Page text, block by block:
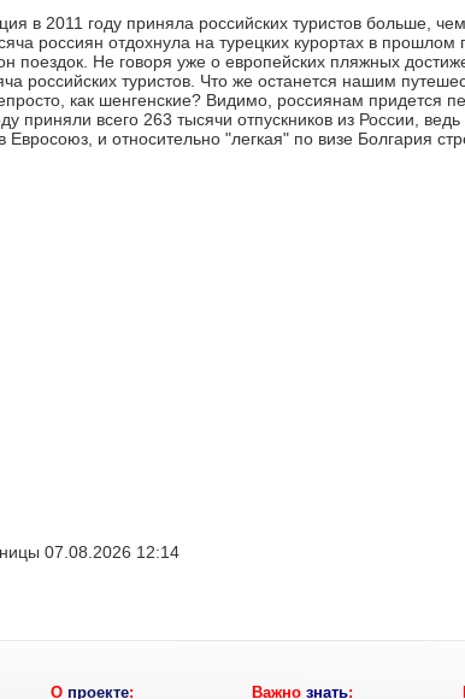
в 2011 году приняла российских туристов больше,
россиян отдохнула на турецких курортах в прошлом
поездок. Не говоря уже о европейских пляжных
российских туристов. Что же останется нашим
как шенгенские? Видимо, россиянам придется
приняли всего 263 тысячи отпускников из России,
Евросоюз, и относительно "легкая" по визе Болгария
07.08.2026 12:14
О проекте: Важно знать: